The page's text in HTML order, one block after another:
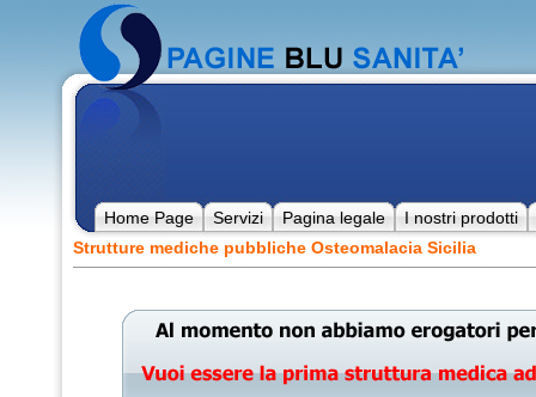
Home Page Servizi Pagina legale
I nostri prodotti
Strutture mediche pubbliche Osteomalacia Sicilia